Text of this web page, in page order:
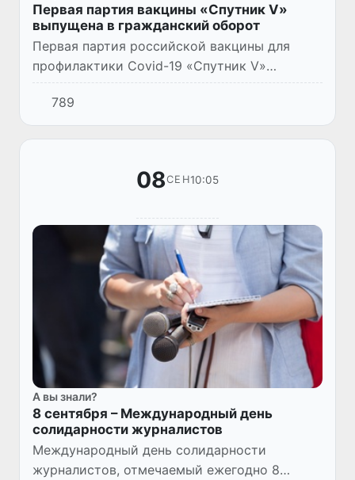
Первая партия вакцины «Спутник V»
выпущена в гражданский оборот
Первая партия российской вакцины для
профилактики Covid-19 «Спутник V»
выпущена в гражданский оборот, в
ближайшее время ожидаются ее поставки в
регионы РФ. Об этом заявили в россий...
789
08СЕН10:05
А вы знали?
8 сентября – Международный день
солидарности журналистов
Международный день солидарности
журналистов, отмечаемый ежегодно 8